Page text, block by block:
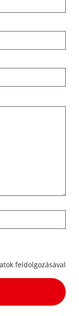
feldolgozásával